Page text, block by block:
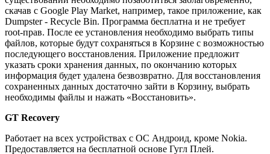
скачав с Google Play Market, например, такое приложение, как
Dumpster - Recycle Bin. Программа бесплатна и не требует
root-прав. После ее установления необходимо выбрать типы
файлов, которые будут сохраняться в Корзине с возможностью
последующего восстановления. Приложение предложит
указать сроки хранения данных, по окончанию которых
информация будет удалена безвозвратно. Для восстановления
сохраненных данных достаточно зайти в Корзину, выбрать
необходимы файлы и нажать «Восстановить».
GT Recovery
Работает на всех устройствах с ОС Андроид, кроме Nokia.
Предоставляется на бесплатной основе Гугл Плей.